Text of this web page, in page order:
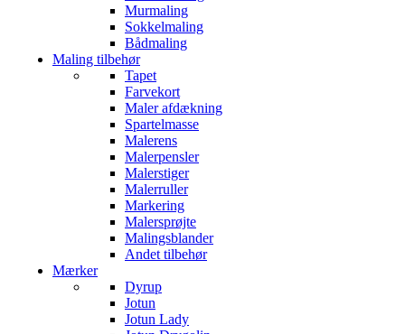
Murmaling
Sokkelmaling
Bådmaling
Maling tilbehør
Tapet
Farvekort
Maler afdækning
Spartelmasse
Malerens
Malerpensler
Malerstiger
Malerruller
Markering
Malersprøjte
Malingsblander
Andet tilbehør
Mærker
Dyrup
Jotun
Jotun Lady